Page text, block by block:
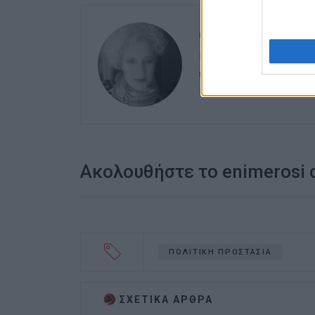
ΕΛΕΝΗ ΚΟΡΩΝΑΚΗ
Εργάζεται στις
ευθύνης. Ειδικεύεται
Ακολουθήστε το enimerosi
ΠΟΛΙΤΙΚΗ ΠΡΟΣΤΑΣΙΑ
ΣΧΕΤΙΚA AΡΘΡΑ